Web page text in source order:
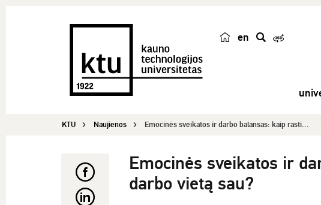
en
k
KTU Naujienos Emocinės sveikatos ir darbo balansas: kaip rasti...
Emocinės sveikatos ir
darbo vietą sau?